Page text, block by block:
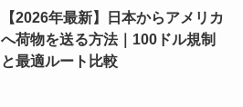
【2026年最新】日本からアメリカ
へ荷物を送る方法｜100ドル規制
と最適ルート比較